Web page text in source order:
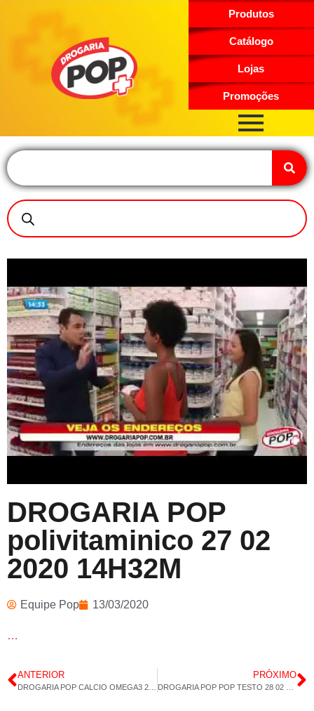
Produtos
Catálogo
Lojas
Promoções
DROGARIA POP
polivitaminico 27 02
2020 14H32M
Equipe Pop 13/03/2020
…
ANTERIOR PRÓXIMO